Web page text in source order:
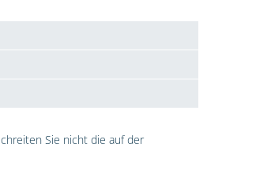
Sie nicht die auf der